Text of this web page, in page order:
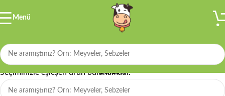
Menü
Salam
Seçiminizle eşleşen ürün bulunamadı.